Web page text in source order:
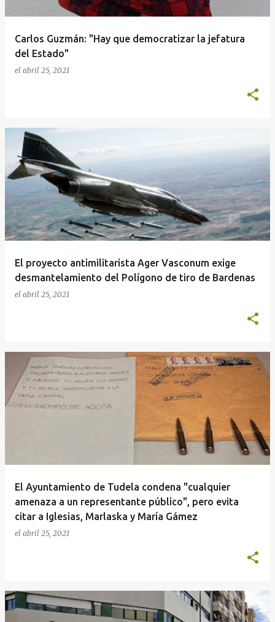
Carlos Guzmán: "Hay que democratizar la jefatura
del Estado"
el abril 25, 2021
El proyecto antimilitarista Ager Vasconum exige
desmantelamiento del Polígono de tiro de Bardenas
el abril 25, 2021
El Ayuntamiento de Tudela condena "cualquier
amenaza a un representante público", pero evita
citar a Iglesias, Marlaska y María Gámez
el abril 25, 2021